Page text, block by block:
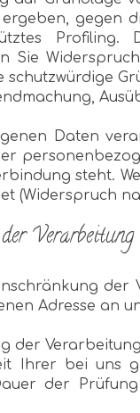
gegen
Sie
schutzwürdige
Daten
steht.
(Widerspruch
Verarbeitung
Adresse an
der
Ihrer bei uns
der